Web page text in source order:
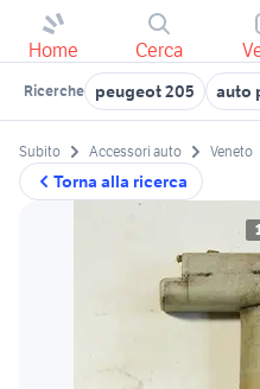
Home Cerca
Ricerche peugeot 205 auto
Torna alla ricerca
Subito Accessori auto Veneto